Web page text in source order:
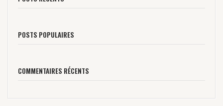
POSTS POPULAIRES
COMMENTAIRES RÉCENTS